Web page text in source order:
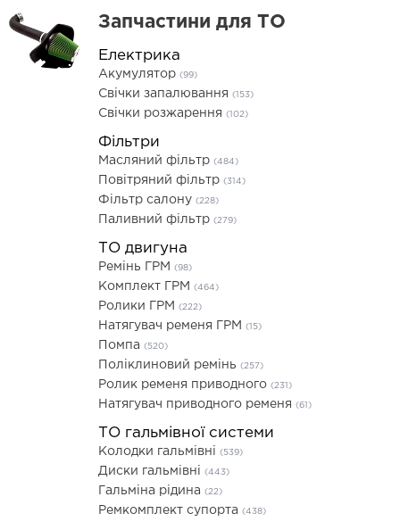
Запчастини для ТО
Електрика
Акумулятор (99)
Свічки запалювання (153)
Свічки розжарення (102)
Фільтри
Масляний фільтр (484)
Повітряний фільтр (314)
Фільтр салону (228)
Паливний фільтр (279)
ТО двигуна
Ремінь ГРМ (98)
Комплект ГРМ (464)
Ролики ГРМ (222)
Натягувач ременя ГРМ (15)
Помпа (520)
Поліклиновий ремінь (257)
Ролик ременя приводного (231)
Натягувач приводного ременя (61)
ТО гальмівної системи
Колодки гальмівні (539)
Диски гальмівні (443)
Гальміна рідина (22)
Ремкомплект супорта (438)